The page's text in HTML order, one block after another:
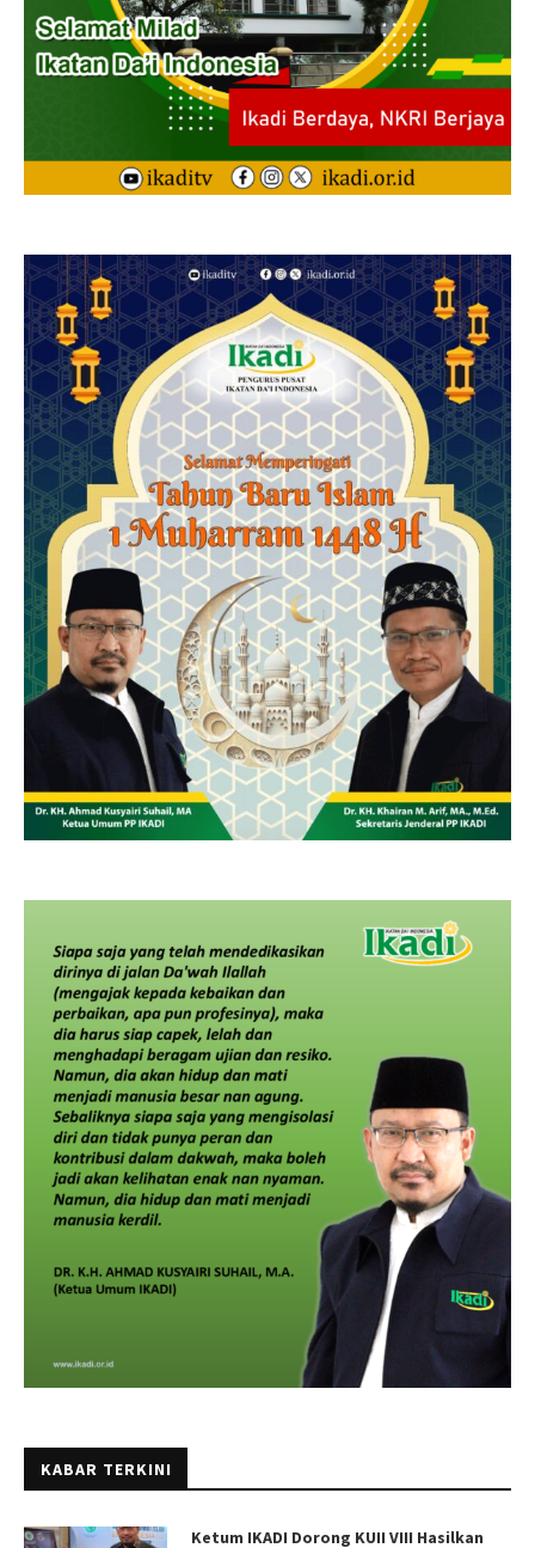
KABAR TERKINI
Ketum IKADI Dorong KUII VIII Hasilkan